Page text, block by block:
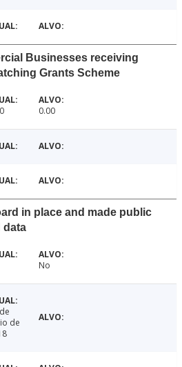
Businesses receiving
Grants Scheme
0.00
in place and made public
data
No
de